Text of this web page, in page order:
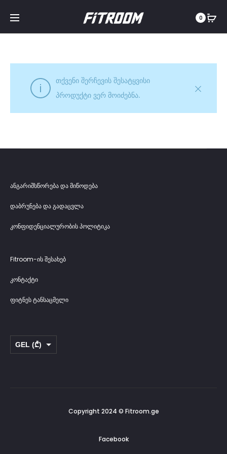
0
თქვენი შერჩევის შესატყვისი
პროდუქტი ვერ მოიძებნა.
ანგარიშსწორება და მიწოდება
დაბრუნება და გადაცვლა
კონფიდენციალურობის პოლიტიკა
Fitroom-ის შესახებ
კონტაქტი
ფიტნეს ტანსაცმელი
GEL (₾)
Copyright 2024 © Fitroom.ge
Facebook